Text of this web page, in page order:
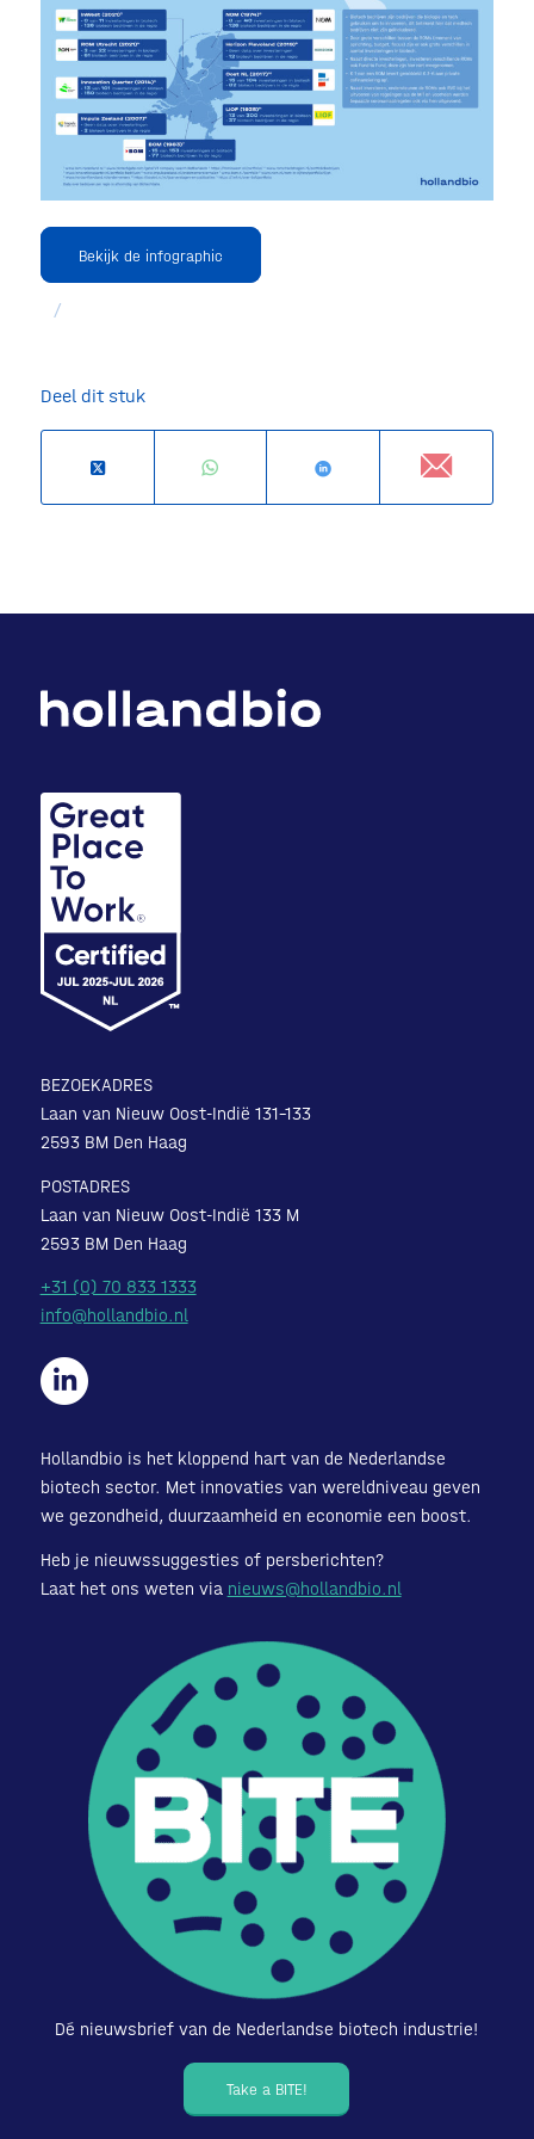
Bekijk de infographic
/
Deel dit stuk
BEZOEKADRES
Laan van Nieuw Oost-Indië 131-133
2593 BM Den Haag
POSTADRES
Laan van Nieuw Oost-Indië 133 M
2593 BM Den Haag
+31 (0) 70 833 1333
info@hollandbio.nl
Hollandbio is het kloppend hart van de Nederlandse
biotech sector. Met innovaties van wereldniveau geven
we gezondheid, duurzaamheid en economie een boost.
Heb je nieuwssuggesties of persberichten?
Laat het ons weten via nieuws@hollandbio.nl
Dé nieuwsbrief van de Nederlandse biotech industrie!
Take a BITE!